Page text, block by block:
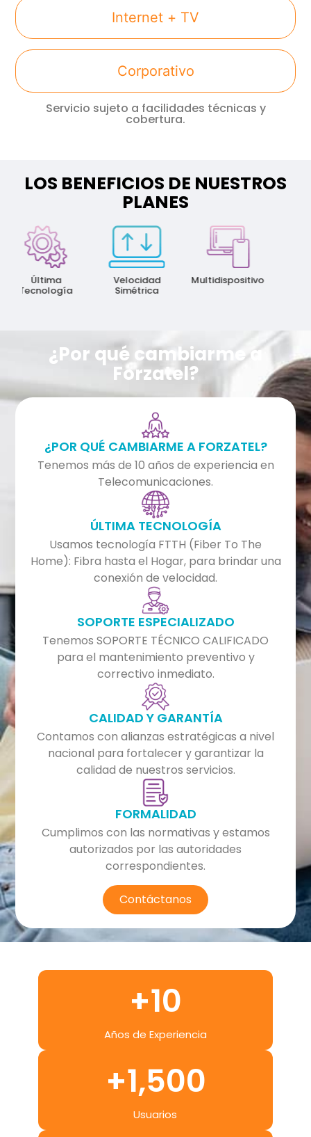
Internet + TV
Corporativo
Servicio sujeto a facilidades técnicas y
cobertura.
LOS BENEFICIOS DE NUESTROS
PLANES
Última
Tecnología
Velocidad
Simétrica
Multidispositivo
¿Por qué cambiarme a
Forzatel?
¿POR QUÉ CAMBIARME A FORZATEL?
Tenemos más de 10 años de experiencia en
Telecomunicaciones.
ÚLTIMA TECNOLOGÍA
Usamos tecnología FTTH (Fiber To The
Home): Fibra hasta el Hogar, para brindar una
conexión de velocidad.
SOPORTE ESPECIALIZADO
Tenemos SOPORTE TÉCNICO CALIFICADO
para el mantenimiento preventivo y
correctivo inmediato.
CALIDAD Y GARANTÍA
Contamos con alianzas estratégicas a nivel
nacional para fortalecer y garantizar la
calidad de nuestros servicios.
FORMALIDAD
Cumplimos con las normativas y estamos
autorizados por las autoridades
correspondientes.
Contáctanos
Años de Experiencia
+10
Usuarios
+1,500